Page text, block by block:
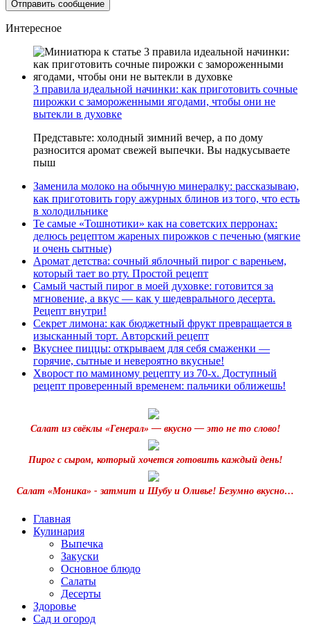
Интересное
3 правила идеальной начинки: как приготовить сочные
пирожки с замороженными ягодами, чтобы они не
вытекли в духовке
Представьте: холодный зимний вечер, а по дому
разносится аромат свежей выпечки. Вы надкусываете
пыш
Заменила молоко на обычную минералку: рассказываю,
как приготовить гору ажурных блинов из того, что есть
в холодильнике
Те самые «Тошнотики» как на советских перронах:
делюсь рецептом жареных пирожков с печенью (мягкие
и очень сытные)
Аромат детства: сочный яблочный пирог с вареньем,
который тает во рту. Простой рецепт
Самый частый пирог в моей духовке: готовится за
мгновение, а вкус — как у шедеврального десерта.
Рецепт внутри!
Секрет лимона: как бюджетный фрукт превращается в
изысканный торт. Авторский рецепт
Вкуснее пиццы: открываем для себя смаженки —
горячие, сытные и невероятно вкусные!
Хворост по маминому рецепту из 70-х. Доступный
рецепт проверенный временем: пальчики оближешь!
Салат из свёклы «Генерал» — вкусно — это не то слово!
Пирог с сыром, который хочется готовить каждый день!
Салат «Моника» - затмит и Шубу и Оливье! Безумно вкусно…
Главная
Кулинария
Выпечка
Закуски
Основное блюдо
Салаты
Десерты
Здоровье
Сад и огород